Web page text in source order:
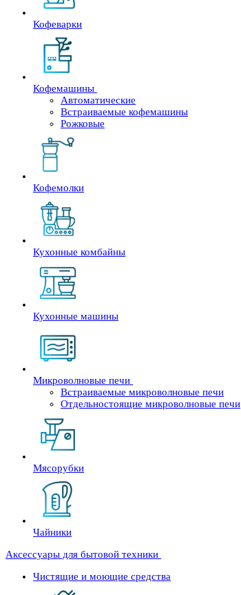
Кофеварки
Кофемашины
Автоматические
Встраиваемые кофемашины
Рожковые
Кофемолки
Кухонные комбайны
Кухонные машины
Микроволновые печи
Встраиваемые микроволновые печи
Отдельностоящие микроволновые печи
Мясорубки
Чайники
Аксессуары для бытовой техники
Чистящие и моющие средства